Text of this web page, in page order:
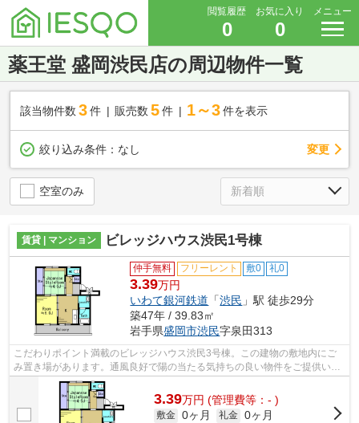
閲覧履歴
0
お気に入り
0
メニュー
薬王堂 盛岡渋民店の周辺物件一覧
該当物件数 3件 販売数 5 件 1～3 件を表示
絞り込み条件： なし 変更
空室のみ
賃貸 | マンション ビレッジハウス渋民1号棟
仲手無料 フリーレント 敷0 礼0
3.39万円
いわて銀河鉄道 「渋民 」駅 徒歩29分
築47年 / 39.83㎡
岩手県盛岡市渋民字泉田313
こだわりポイント満載のビレッジハウス渋民3号棟。この建物の敷地内にご
み置き場があります。通風良好で陽の当たる気持ちの良い物件をご提供いた
します。こちらはマンションタイプにな...
3.39万円 (管理費等：- )
敷金 0ヶ月 礼金 0ヶ月